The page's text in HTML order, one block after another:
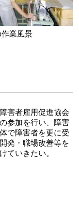
業風景
害者雇用促進協会
参加を行い、障害
で障害者を更に受
発・職場改善等を
ていきたい。